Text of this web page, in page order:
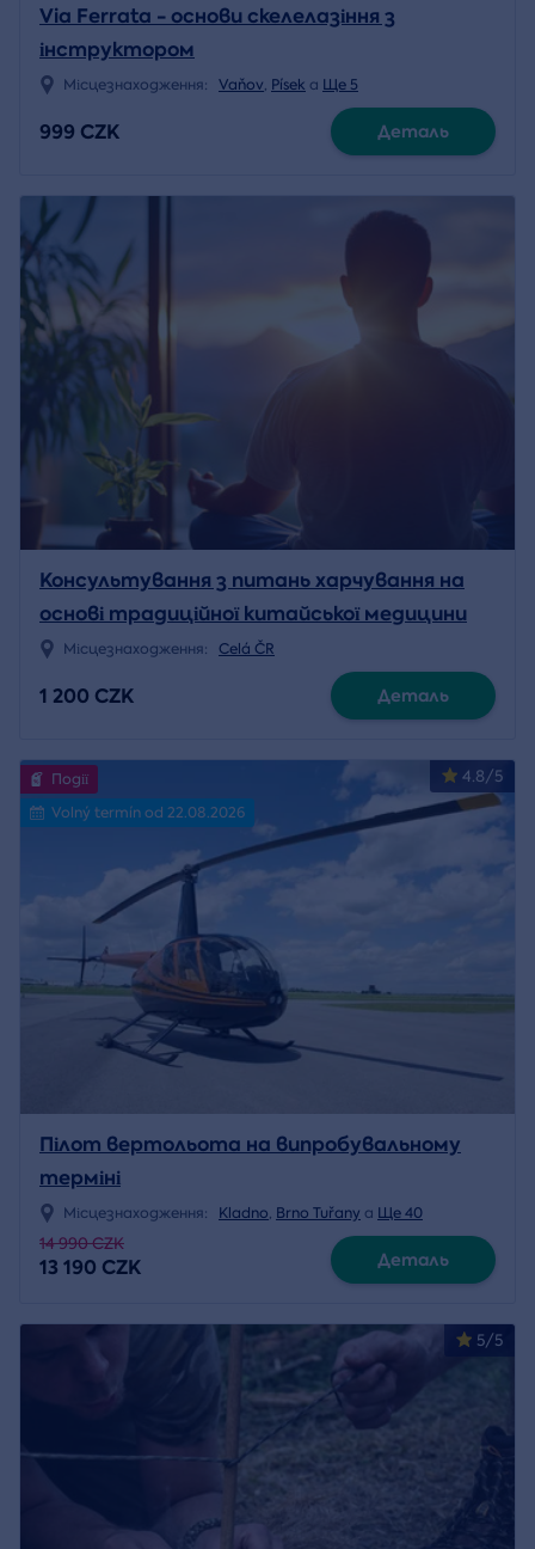
Via Ferrata - основи скелелазіння з
інструктором
Місцезнаходження: Vaňov, Písek a Ще 5
999 CZK Деталь
Консультування з питань харчування на
основі традиційної китайської медицини
Місцезнаходження: Celá ČR
1 200 CZK Деталь
4.8/5
Події
Volný termín od 22.08.2026
Пілот вертольота на випробувальному
терміні
Місцезнаходження: Kladno, Brno Tuřany a Ще 40
14 990 CZK
13 190 CZK Деталь
5/5